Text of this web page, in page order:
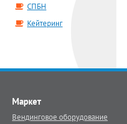
СПБН
Кейтеринг
Маркет
Вендинговое оборудование